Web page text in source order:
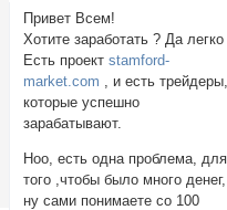
Привет Всем!
Хотите заработать ? Да
Есть проектstamford-
market.com , и есть
которые успешно
зарабатывают.
Ноо, есть одна проблема, для
того ,чтобы было много денег,
ну сами понимаете со 100